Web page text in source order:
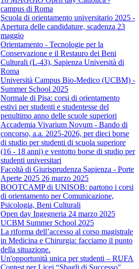
campus di Roma
Scuola di orientamento universitario 2025 -
Apertura delle candidature, scadenza 23
maggio
Orientamento - Tecnologie per la
Conservazione e il Restauro dei Beni
Culturali (L-43), Sapienza Università di
Roma
Università Campus Bio-Medico (UCBM) -
Summer School 2025
Normale di Pisa: corsi di orientamento
estivi per studenti e studentesse del
penultimo anno delle scuole superiori
Accademia Vivarium Novum - Bando di
concorso, a.a. 2025-2026, per dieci borse
di studio per studenti di scuola superiore
(16 - 18 anni) e ventotto borse di studio per
studenti universitari
Facoltà di Giurisprudenza Sapienza - Porte
Aperte 2025 26 marzo 2025
BOOTCAMP di UNISOB: partono i corsi
di orientamento per Comunicazione,
Psicologia, Beni Culturali
Open day Ingegneria 24 marzo 2025
UCBM Summer School 2025
La riforma dell’accesso al corso magistrale
in Medicina e Chirurgia: facciamo il punto
della situazione.
Un'opportunità unica per studenti – RUFA